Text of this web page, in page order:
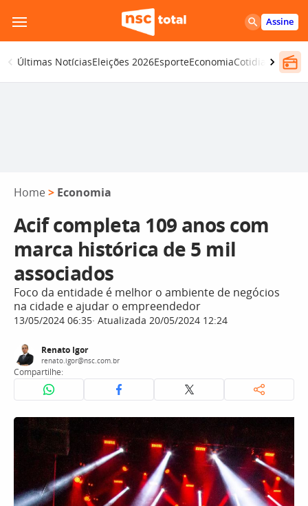
para
o
conteúdo
Assine
Últimas NotíciasEleições 2026EsporteEconomiaCotidiano
Home > Economia
Acif completa 109 anos com
marca histórica de 5 mil
associados
Foco da entidade é melhor o ambiente de negócios
na cidade e ajudar o empreendedor
13/05/2024 06:35 Atualizada 20/05/2024 12:24
Renato Igor
renato.igor@nsc.com.br
Compartilhe: